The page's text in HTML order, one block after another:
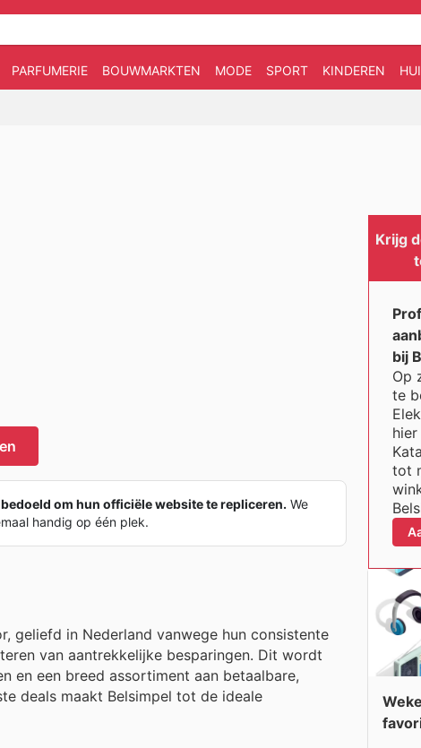
PARFUMERIE BOUWMARKTEN MODE SPORT KINDEREN
om hun officiële website te repliceren. We
handig op één plek.
geliefd in Nederland vanwege hun consistente
van aantrekkelijke besparingen. Dit wordt
en een breed assortiment aan betaalbare,
deals maakt Belsimpel tot de ideale
Krijg
bij
Op
te
tot